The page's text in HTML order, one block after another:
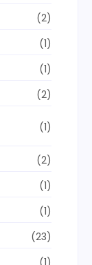
(2)
(1)
(1)
(2)
(1)
(2)
(1)
(1)
(23)
(1)